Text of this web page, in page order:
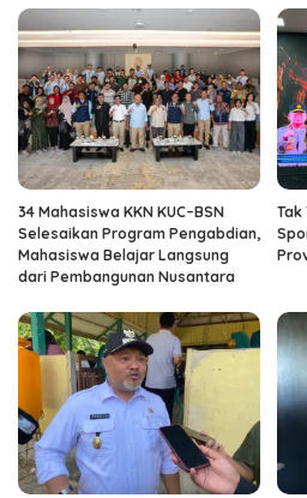
34 Mahasiswa KKN KUC–BSN
Selesaikan Program Pengabdian,
Mahasiswa Belajar Langsung
dari Pembangunan Nusantara
Tak